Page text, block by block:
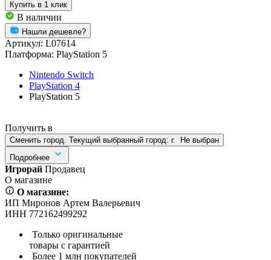
Купить в 1 клик
В наличии
Нашли дешевле?
Артикул: L07614
Платформа: PlayStation 5
Nintendo Switch
PlayStation 4
PlayStation 5
Получить в
Сменить город. Текущий выбранный город: г.
Не выбран
Подробнее
Игрорай Продавец
О магазине
О магазине:
ИП Миронов Артем Валерьевич
ИНН 772162499292
Только оригинальные
товары с гарантией
Более 1 млн покупателей